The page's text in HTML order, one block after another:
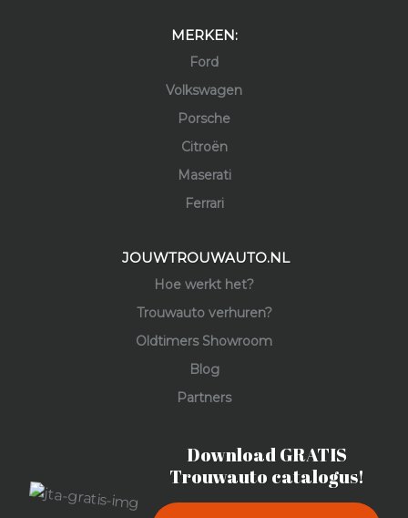
MERKEN:
Ford
Volkswagen
Porsche
Citroën
Maserati
Ferrari
JOUWTROUWAUTO.NL
Hoe werkt het?
Trouwauto verhuren?
Oldtimers Showroom
Blog
Partners
Download GRATIS
Trouwauto catalogus!